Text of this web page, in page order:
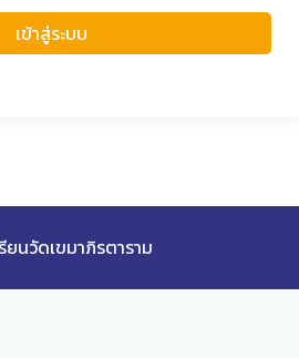
เข้าสู่ระบบ
ยนวัดเขมาภิรตาราม